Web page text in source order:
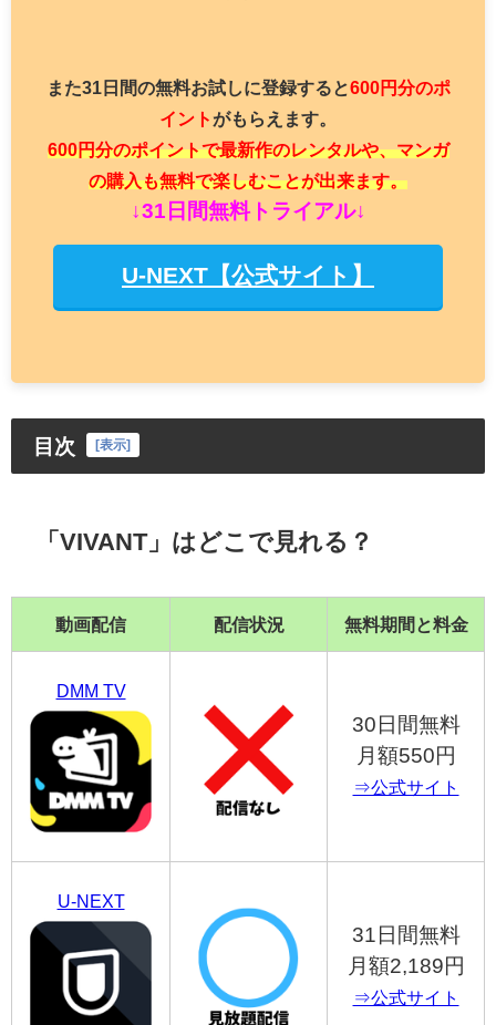
また31日間の無料お試しに登録すると600円分のポ
イントがもらえます。
600円分のポイントで最新作のレンタルや、マンガ
の購入も無料で楽しむことが出来ます。
↓31日間無料トライアル↓
U-NEXT【公式サイト】
目次 [表示]
「VIVANT」はどこで見れる？
動画配信 配信状況 無料期間と料金
DMM TV
30日間無料
月額550円
⇒公式サイト
U-NEXT
31日間無料
月額2,189円
⇒公式サイト